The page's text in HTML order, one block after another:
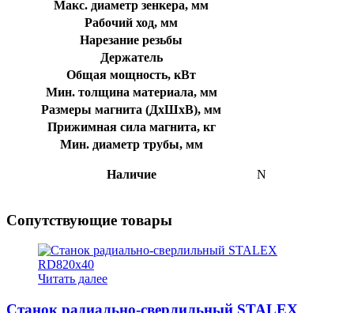
Макс. диаметр зенкера, мм
Рабочий ход, мм
Нарезание резьбы
Держатель
Общая мощность, кВт
Мин. толщина материала, мм
Размеры магнита (ДхШхВ), мм
Прижимная сила магнита, кг
Мин. диаметр трубы, мм
Наличие N
Сопутствующие товары
Читать далее
Станок радиально-сверлильный STALEX